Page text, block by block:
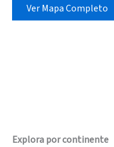
Ver Mapa Completo
Explora por continente